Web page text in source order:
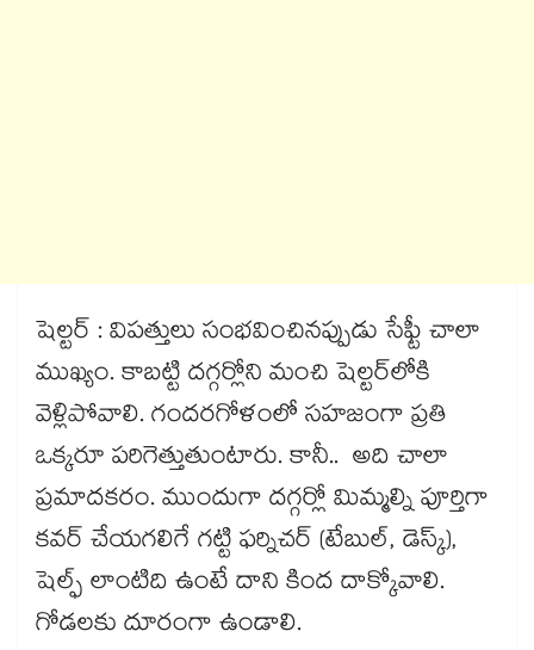
షెల్టర్​ : విపత్తులు సంభవించినప్పుడు సేఫ్టీ చాలా
ముఖ్యం. కాబట్టి దగ్గర్లోని మంచి షెల్టర్​లోకి
వెళ్లిపోవాలి. గందరగోళంలో సహజంగా ప్రతి
ఒక్కరూ పరిగెత్తుతుంటారు. కానీ.. అది చాలా
ప్రమాదకరం. ముందుగా దగ్గర్లో మిమ్మల్ని పూర్తిగా
కవర్​ చేయగలిగే గట్టి ఫర్నిచర్ (టేబుల్, డెస్క్),
షెల్ఫ్​ లాంటిది ఉంటే దాని కింద దాక్కోవాలి.
గోడలకు దూరంగా ఉండాలి.